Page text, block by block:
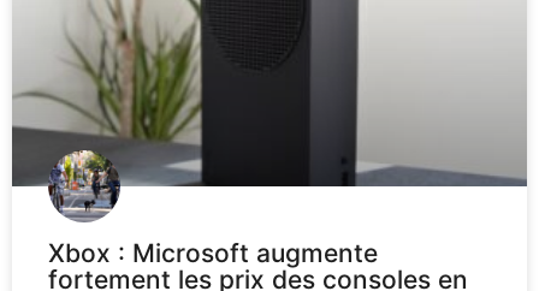
Xbox : Microsoft augmente
fortement les prix des consoles en